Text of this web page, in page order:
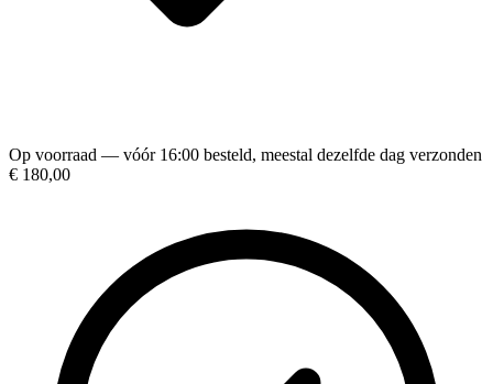
Op voorraad — vóór 16:00 besteld, meestal dezelfde dag verzonden
€ 180,00